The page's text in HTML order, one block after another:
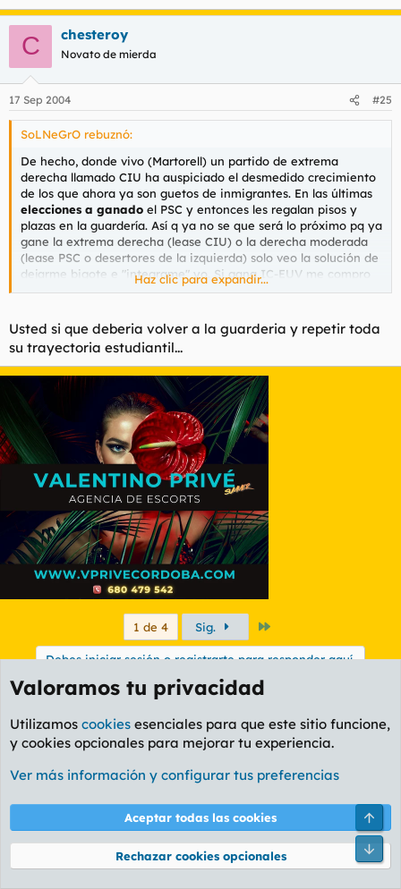
C chesteroy
Novato de mierda
17 Sep 2004 #25
SoLNeGrO rebuznó:
De hecho, donde vivo (Martorell) un partido de extrema
derecha llamado CIU ha auspiciado el desmedido crecimiento
de los que ahora ya son guetos de inmigrantes. En las últimas
elecciones a ganado el PSC y entonces les regalan pisos y
plazas en la guardería. Así q ya no se que será lo próximo pq ya
gane la extrema derecha (lease CIU) o la derecha moderada
(lease PSC o desertores de la izquierda) solo veo la solución de
dejarme bigote e "integrame" yo. Si gana IC-EUV me compro
una chilaba (Es q el PP no va a ganar nunca, el 1º de la lista era
cuando jugábamos a la mosca)
Haz clic para expandir...
Usted si que deberia volver a la guarderia y repetir toda
su trayectoria estudiantil...
1 de 4 Sig.
Debes iniciar sesión o registrarte para responder aquí.
Todo este foro va a votar a VOX el 100% (por
mis huevos toreros)
GoogleTM
Foro Política
Masunos 77 Viernes a las 17:40
He ido a votar y me follado a una vocal de
Valoramos tu privacidad
Utilizamos cookies esenciales para que este sitio funcione,
y cookies opcionales para mejorar tu experiencia.
Ver más información y configurar tus preferencias
Aceptar todas las cookies
Rechazar cookies opcionales
Pie